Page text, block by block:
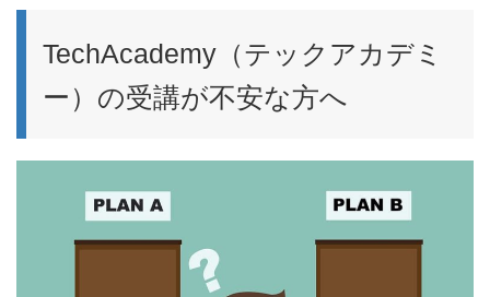
TechAcademy（テックアカデミ
ー）の受講が不安な方へ